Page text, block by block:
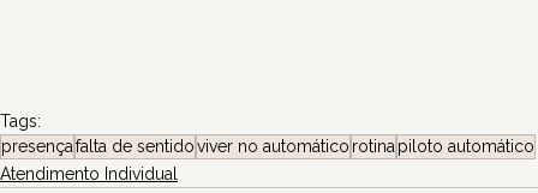
Tags:
presençafalta de sentidoviver no automático rotina piloto automático
Atendimento Individual